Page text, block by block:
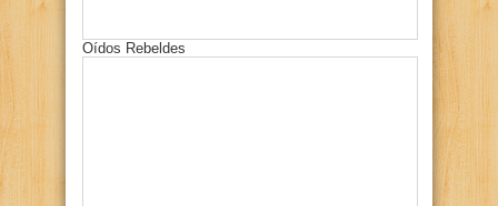
Oídos Rebeldes